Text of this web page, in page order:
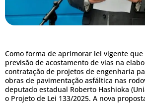
Como forma de aprimorar lei vigente
previsão de acostamento de vias na
contratação de projetos de engenharia
obras de pavimentação asfáltica nas
deputado estadual Roberto Hashioka
o Projeto de Lei 133/2025. A nova